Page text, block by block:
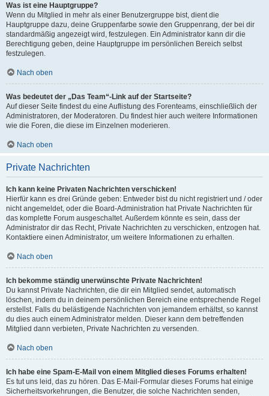
Was ist eine Hauptgruppe?
Wenn du Mitglied in mehr als einer Benutzergruppe bist, dient die
Hauptgruppe dazu, deine Gruppenfarbe sowie den Gruppenrang, der bei dir
standardmäßig angezeigt wird, festzulegen. Ein Administrator kann dir die
Berechtigung geben, deine Hauptgruppe im persönlichen Bereich selbst
festzulegen.
Nach oben
Was bedeutet der „Das Team“-Link auf der Startseite?
Auf dieser Seite findest du eine Auflistung des Forenteams, einschließlich der
Administratoren, der Moderatoren. Du findest hier auch weitere Informationen
wie die Foren, die diese im Einzelnen moderieren.
Nach oben
Private Nachrichten
Ich kann keine Privaten Nachrichten verschicken!
Hierfür kann es drei Gründe geben: Entweder bist du nicht registriert und / oder
nicht angemeldet, oder die Board-Administration hat Private Nachrichten für
das komplette Forum ausgeschaltet. Außerdem könnte es sein, dass der
Administrator dir das Recht, Private Nachrichten zu verschicken, entzogen hat.
Kontaktiere einen Administrator, um weitere Informationen zu erhalten.
Nach oben
Ich bekomme ständig unerwünschte Private Nachrichten!
Du kannst Private Nachrichten, die dir ein Mitglied sendet, automatisch
löschen, indem du in deinem persönlichen Bereich eine entsprechende Regel
erstellst. Falls du belästigende Nachrichten von jemandem erhältst, so kannst
du dies auch einem Administrator melden. Dieser kann dem betreffenden
Mitglied dann verbieten, Private Nachrichten zu versenden.
Nach oben
Ich habe eine Spam-E-Mail von einem Mitglied dieses Forums erhalten!
Es tut uns leid, das zu hören. Das E-Mail-Formular dieses Forums hat einige
Sicherheitsvorkehrungen, die Benutzer, die solche Nachrichten senden,